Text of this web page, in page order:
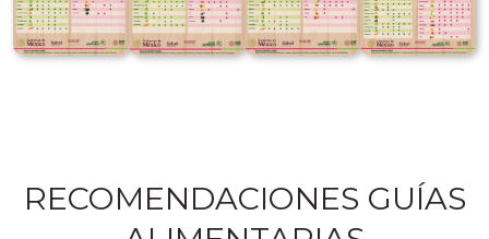
RECOMENDACIONES GUÍAS